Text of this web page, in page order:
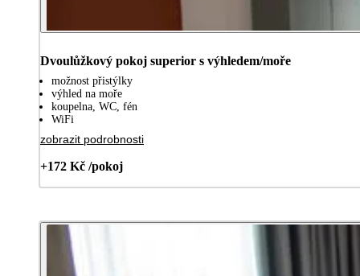
Dvoulůžkový pokoj superior s výhledem/moře
možnost přistýlky
výhled na moře
koupelna, WC, fén
WiFi
zobrazit podrobnosti
+172 Kč /pokoj